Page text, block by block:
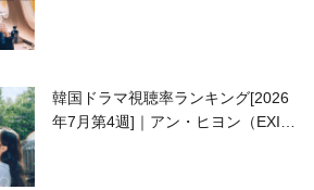
韓国ドラマ視聴率ランキング[2026
年7月第4週]｜アン・ヒヨン（EXID